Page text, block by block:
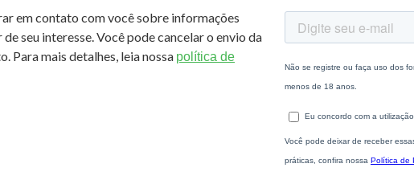
em contato com você sobre informações
seu interesse. Você pode cancelar o envio da
Para mais detalhes, leia nossa política de